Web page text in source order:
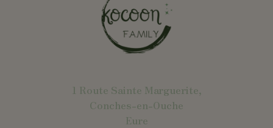
1 Route Sainte Marguerite,
Conches-en-Ouche
Eure